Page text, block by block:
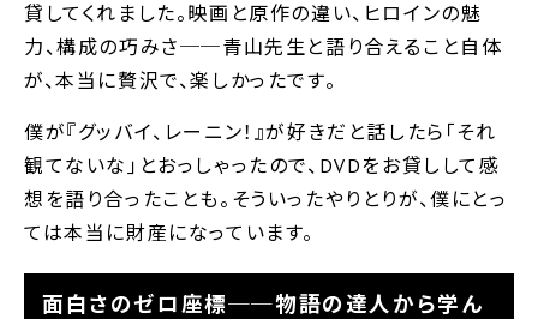
貸してくれました。映画と原作の違い、ヒロインの魅
力、構成の巧みさ──青山先生と語り合えること自体
が、本当に贅沢で、楽しかったです。
僕が『グッバイ、レーニン！』が好きだと話したら｢それ
観てないな｣とおっしゃったので、DVDをお貸しして感
想を語り合ったことも。そういったやりとりが、僕にとっ
ては本当に財産になっています。
面白さのゼロ座標──物語の達人から学ん